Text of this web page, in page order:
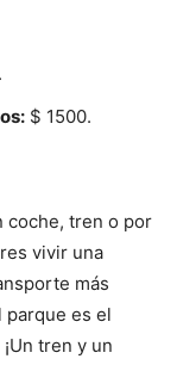
$ 1500.
coche, tren o por
vivir una
más
parque es el
tren y un